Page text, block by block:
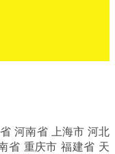
河南省 上海市 河北
省 重庆市 福建省 天